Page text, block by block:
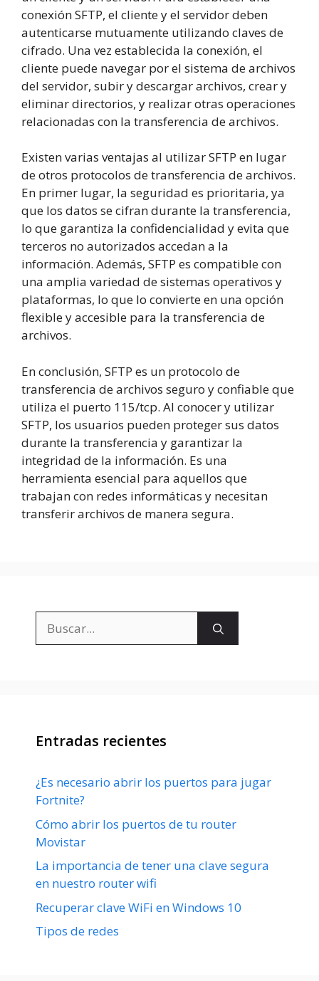
conexión SFTP, el cliente y el servidor deben
autenticarse mutuamente utilizando claves de
cifrado. Una vez establecida la conexión, el
cliente puede navegar por el sistema de archivos
del servidor, subir y descargar archivos, crear y
eliminar directorios, y realizar otras operaciones
relacionadas con la transferencia de archivos.
Existen varias ventajas al utilizar SFTP en lugar
de otros protocolos de transferencia de archivos.
En primer lugar, la seguridad es prioritaria, ya
que los datos se cifran durante la transferencia,
lo que garantiza la confidencialidad y evita que
terceros no autorizados accedan a la
información. Además, SFTP es compatible con
una amplia variedad de sistemas operativos y
plataformas, lo que lo convierte en una opción
flexible y accesible para la transferencia de
archivos.
En conclusión, SFTP es un protocolo de
transferencia de archivos seguro y confiable que
utiliza el puerto 115/tcp. Al conocer y utilizar
SFTP, los usuarios pueden proteger sus datos
durante la transferencia y garantizar la
integridad de la información. Es una
herramienta esencial para aquellos que
trabajan con redes informáticas y necesitan
transferir archivos de manera segura.
Entradas recientes
¿Es necesario abrir los puertos para jugar
Fortnite?
Cómo abrir los puertos de tu router
Movistar
La importancia de tener una clave segura
en nuestro router wifi
Recuperar clave WiFi en Windows 10
Tipos de redes